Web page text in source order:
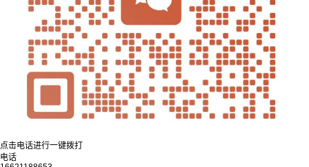
点击电话进行一键拨打
电话